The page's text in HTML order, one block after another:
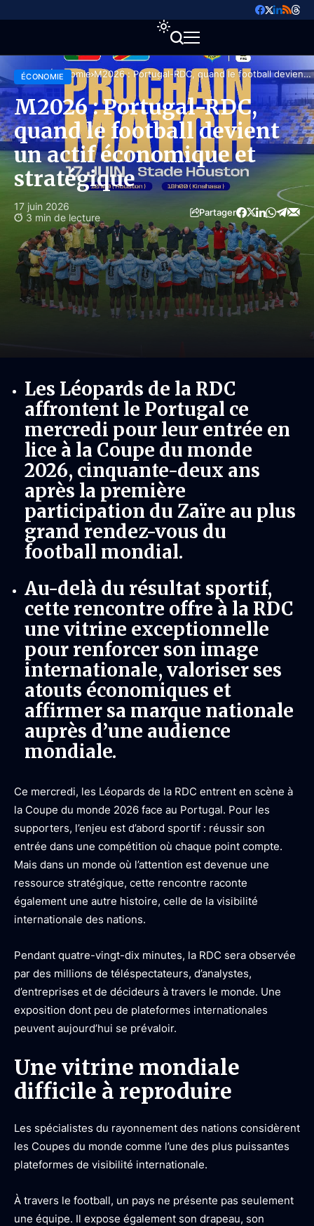
Accueil Économie M2026 : Portugal-RDC, quand le football devient
un actif économique et stratégique
ÉCONOMIE
M2026 : Portugal-RDC,
quand le football devient
un actif économique et
stratégique
17 juin 2026
3 min de lecture
Partager
Les Léopards de la RDC
affrontent le Portugal ce
mercredi pour leur entrée en
lice à la Coupe du monde
2026, cinquante-deux ans
après la première
participation du Zaïre au plus
grand rendez-vous du
football mondial.
Au-delà du résultat sportif,
cette rencontre offre à la RDC
une vitrine exceptionnelle
pour renforcer son image
internationale, valoriser ses
atouts économiques et
affirmer sa marque nationale
auprès d’une audience
mondiale.
Ce mercredi, les Léopards de la RDC entrent en scène à
la Coupe du monde 2026 face au Portugal. Pour les
supporters, l’enjeu est d’abord sportif : réussir son
entrée dans une compétition où chaque point compte.
Mais dans un monde où l’attention est devenue une
ressource stratégique, cette rencontre raconte
également une autre histoire, celle de la visibilité
internationale des nations.
Pendant quatre-vingt-dix minutes, la RDC sera observée
par des millions de téléspectateurs, d’analystes,
d’entreprises et de décideurs à travers le monde. Une
exposition dont peu de plateformes internationales
peuvent aujourd’hui se prévaloir.
Une vitrine mondiale
difficile à reproduire
Les spécialistes du rayonnement des nations considèrent
les Coupes du monde comme l’une des plus puissantes
plateformes de visibilité internationale.
À travers le football, un pays ne présente pas seulement
une équipe. Il expose également son drapeau, son